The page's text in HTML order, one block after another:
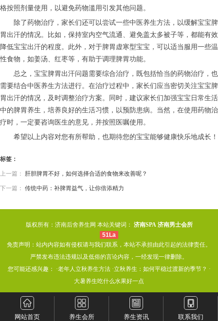
格按照剂量使用，以避免药物滥用引发其他问题。
除了药物治疗，家长们还可以尝试一些中医养生方法，以缓解宝宝脾
胃出汗的情况。比如，保持室内空气流通、避免盖太多被子等，都能有效
降低宝宝出汗的程度。此外，对于脾胃虚寒型宝宝，可以适当服用一些温
性食物，如姜汤、红枣等，有助于调理脾胃功能。
总之，宝宝脾胃出汗问题需要综合治疗，既包括恰当的药物治疗，也
需要结合中医养生方法进行。在治疗过程中，家长们应当密切关注宝宝脾
胃出汗的情况，及时调整治疗方案。同时，建议家长们加强宝宝日常生活
中的脾胃养生，培养良好的生活习惯，以预防患病。当然，在使用药物治
疗时，一定要咨询医生的意见，并按照医嘱使用。
希望以上内容对您有所帮助，也期待您的宝宝能够健康快乐地成长！
标签：
上一篇： 肝胆脾胃不好，如何选择合适的食物来改善呢？
下一篇： 传统中药：补脾胃益气，让你倍添精力
版权所有：济南后舍养生网 本站关键词： 济南SPA 济南男士会所
51La
免责声明：站内内容如有侵权请与我们联系，本站不承担由此引起的法律责任。
严禁发布违法违规以及低俗的言论内容，一经发现一律删除。
您可能还感兴趣： ·老年人立秋养生方法·立秋养生：如何平稳过渡新的季节？ ·
大暑养生吃什么水果好一点
网站首页 养生会所 养生资讯 联系我们